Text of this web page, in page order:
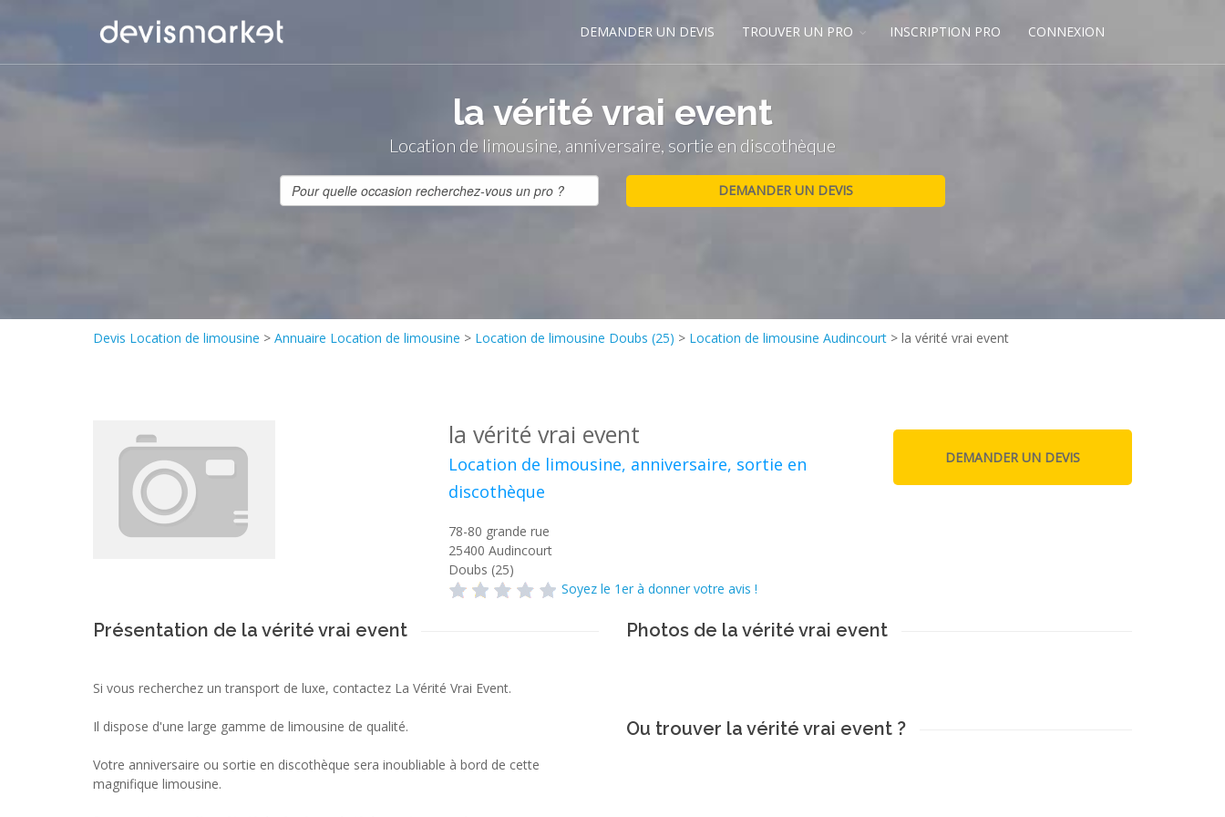
DEMANDER UN DEVIS TROUVER UN PRO INSCRIPTION PRO CONNEXION
la vérité vrai event
Location de limousine, anniversaire, sortie en discothèque
Devis Location de limousine > Annuaire Location de limousine > Location de limousine Doubs (25) > Location de limousine Audincourt > la vérité vrai event
la vérité vrai event
Location de limousine, anniversaire, sortie en
discothèque
78-80 grande rue
25400 Audincourt
Doubs (25)
Soyez le 1er à donner votre avis !
Présentation de la vérité vrai event
Si vous recherchez un transport de luxe, contactez La Vérité Vrai Event.
Il dispose d'une large gamme de limousine de qualité.
Votre anniversaire ou sortie en discothèque sera inoubliable à bord de cette
magnifique limousine.
Photos de la vérité vrai event
Ou trouver la vérité vrai event ?